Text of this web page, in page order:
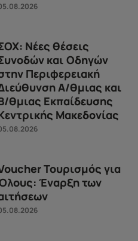
Νέες θέσεις
και Οδηγών
Περιφερειακή
Α/θμιας και
θμιας Εκπαίδευσης
Μακεδονίας
Τουρισμός για
Έναρξη των